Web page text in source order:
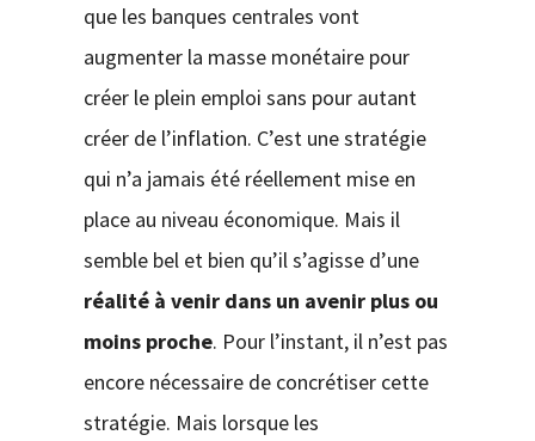
que les banques centrales vont
augmenter la masse monétaire pour
créer le plein emploi sans pour autant
créer de l’inflation. C’est une stratégie
qui n’a jamais été réellement mise en
place au niveau économique. Mais il
semble bel et bien qu’il s’agisse d’une
réalité à venir dans un avenir plus ou
moins proche. Pour l’instant, il n’est pas
encore nécessaire de concrétiser cette
stratégie. Mais lorsque les